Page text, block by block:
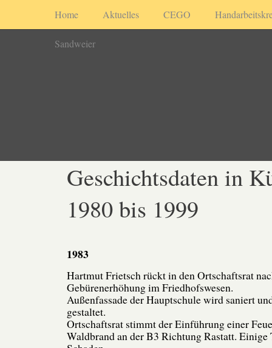
Home Aktuelles CEGO
Sandweier
Geschichtsdaten in
1980 bis 1999
1983
Hartmut Frietsch rückt in den Ortschaftsrat
Gebürenerhöhung im Friedhofswesen.
Außenfassade der Hauptschule wird saniert
gestaltet.
Ortschaftsrat stimmt der Einführung einer
Waldbrand an der B3 Richtung Rastatt. Einige